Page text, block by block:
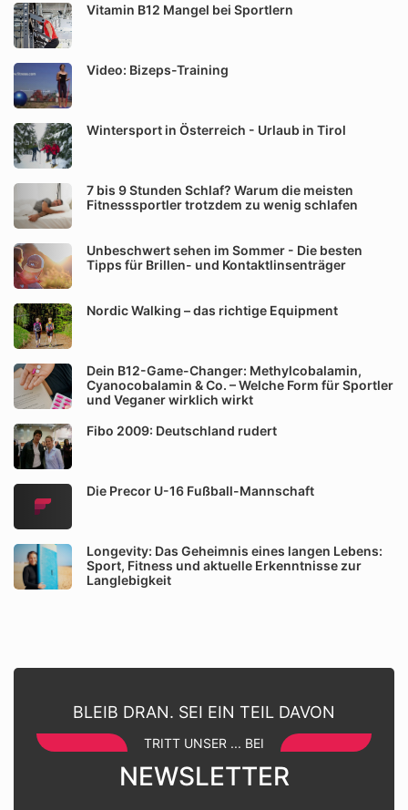
Vitamin B12 Mangel bei Sportlern
Video: Bizeps-Training
Wintersport in Österreich - Urlaub in Tirol
7 bis 9 Stunden Schlaf? Warum die meisten
Fitnesssportler trotzdem zu wenig schlafen
Unbeschwert sehen im Sommer - Die besten
Tipps für Brillen- und Kontaktlinsenträger
Nordic Walking – das richtige Equipment
Dein B12-Game-Changer: Methylcobalamin,
Cyanocobalamin & Co. – Welche Form für Sportler
und Veganer wirklich wirkt
Fibo 2009: Deutschland rudert
Die Precor U-16 Fußball-Mannschaft
Longevity: Das Geheimnis eines langen Lebens:
Sport, Fitness und aktuelle Erkenntnisse zur
Langlebigkeit
BLEIB DRAN. SEI EIN TEIL DAVON
TRITT UNSER ... BEI
NEWSLETTER